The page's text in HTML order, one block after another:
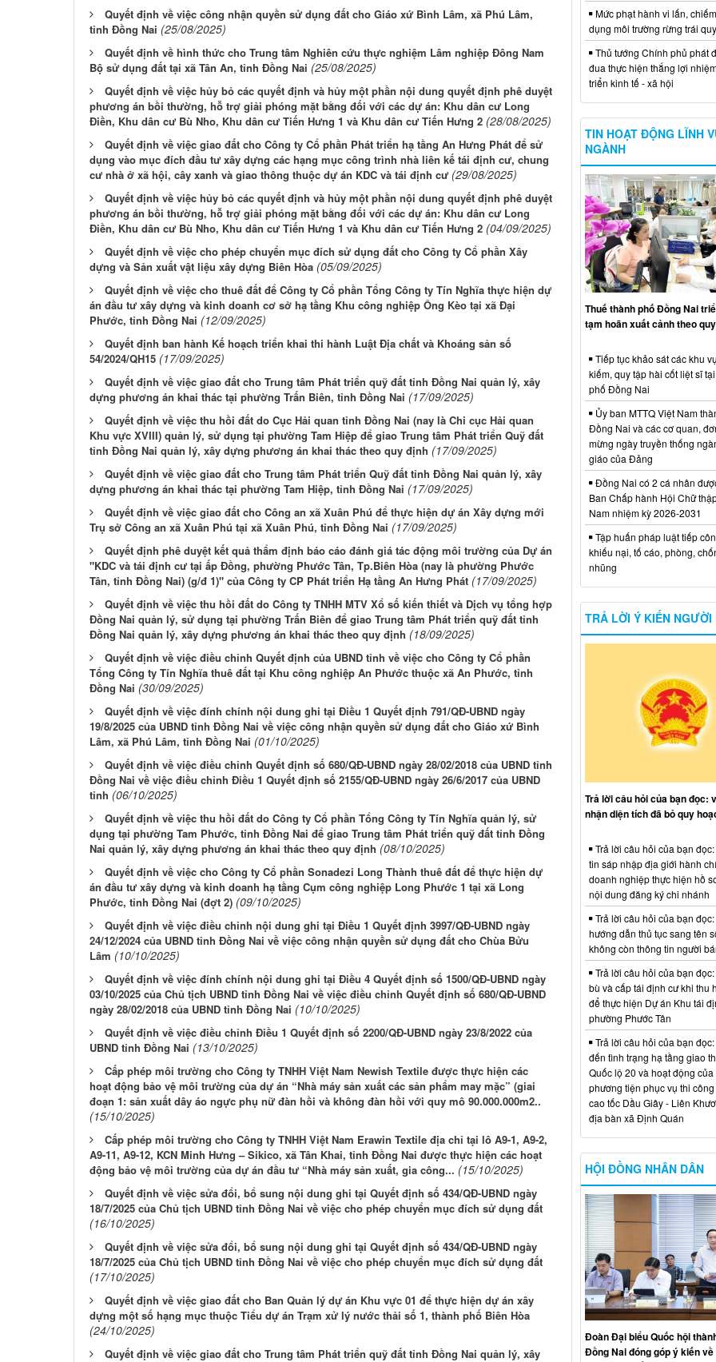
Quyết định về việc công nhận quyền sử dụng đất cho Giáo xứ Bình Lâm, xã Phú Lâm,
tỉnh Đồng Nai (25/08/2025)
Quyết định về hình thức cho Trung tâm Nghiên cứu thực nghiệm Lâm nghiệp Đông Nam
Bộ sử dụng đất tại xã Tân An, tỉnh Đồng Nai (25/08/2025)
Quyết định về việc hủy bỏ các quyết định và hủy một phần nội dung quyết định phê duyệt
phương án bồi thường, hỗ trợ giải phóng mặt bằng đối với các dự án: Khu dân cư Long
Điền, Khu dân cư Bù Nho, Khu dân cư Tiến Hưng 1 và Khu dân cư Tiến Hưng 2 (28/08/2025)
Quyết định về việc giao đất cho Công ty Cổ phần Phát triển hạ tầng An Hưng Phát để sử
dụng vào mục đích đầu tư xây dựng các hạng mục công trình nhà liên kế tái định cư, chung
cư nhà ở xã hội, cây xanh và giao thông thuộc dự án KDC và tái định cư (29/08/2025)
Quyết định về việc hủy bỏ các quyết định và hủy một phần nội dung quyết định phê duyệt
phương án bồi thường, hỗ trợ giải phóng mặt bằng đối với các dự án: Khu dân cư Long
Điền, Khu dân cư Bù Nho, Khu dân cư Tiến Hưng 1 và Khu dân cư Tiến Hưng 2 (04/09/2025)
Quyết định về việc cho phép chuyển mục đích sử dụng đất cho Công ty Cổ phần Xây
dựng và Sản xuất vật liệu xây dựng Biên Hòa (05/09/2025)
Quyết định về việc cho thuê đất để Công ty Cổ phần Tổng Công ty Tín Nghĩa thực hiện dự
án đầu tư xây dựng và kinh doanh cơ sở hạ tầng Khu công nghiệp Ông Kèo tại xã Đại
Phước, tỉnh Đồng Nai (12/09/2025)
Quyết định ban hành Kế hoạch triển khai thi hành Luật Địa chất và Khoáng sản số
54/2024/QH15 (17/09/2025)
Quyết định về việc giao đất cho Trung tâm Phát triển quỹ đất tỉnh Đồng Nai quản lý, xây
dựng phương án khai thác tại phường Trấn Biên, tỉnh Đồng Nai (17/09/2025)
Quyết định về việc thu hồi đất do Cục Hải quan tỉnh Đồng Nai (nay là Chi cục Hải quan
Khu vực XVIII) quản lý, sử dụng tại phường Tam Hiệp để giao Trung tâm Phát triển Quỹ đất
tỉnh Đồng Nai quản lý, xây dựng phương án khai thác theo quy định (17/09/2025)
Quyết định về việc giao đất cho Trung tâm Phát triển Quỹ đất tỉnh Đồng Nai quản lý, xây
dựng phương án khai thác tại phường Tam Hiệp, tỉnh Đồng Nai (17/09/2025)
Quyết định về việc giao đất cho Công an xã Xuân Phú để thực hiện dự án Xây dựng mới
Trụ sở Công an xã Xuân Phú tại xã Xuân Phú, tỉnh Đồng Nai (17/09/2025)
Quyết định phê duyệt kết quả thẩm định báo cáo đánh giá tác động môi trường của Dự án
"KDC và tái định cư tại ấp Đồng, phường Phước Tân, Tp.Biên Hòa (nay là phường Phước
Tân, tỉnh Đồng Nai) (g/đ 1)" của Công ty CP Phát triển Hạ tầng An Hưng Phát (17/09/2025)
Quyết định về việc thu hồi đất do Công ty TNHH MTV Xổ số kiến thiết và Dịch vụ tổng hợp
Đồng Nai quản lý, sử dụng tại phường Trấn Biên để giao Trung tâm Phát triển quỹ đất tỉnh
Đồng Nai quản lý, xây dựng phương án khai thác theo quy định (18/09/2025)
Quyết định về việc điều chỉnh Quyết định của UBND tỉnh về việc cho Công ty Cổ phần
Tổng Công ty Tín Nghĩa thuê đất tại Khu công nghiệp An Phước thuộc xã An Phước, tỉnh
Đồng Nai (30/09/2025)
Quyết định về việc đính chính nội dung ghi tại Điều 1 Quyết định 791/QĐ-UBND ngày
19/8/2025 của UBND tỉnh Đồng Nai về việc công nhận quyền sử dụng đất cho Giáo xứ Bình
Lâm, xã Phú Lâm, tỉnh Đồng Nai (01/10/2025)
Quyết định về việc điều chỉnh Quyết định số 680/QĐ-UBND ngày 28/02/2018 của UBND tỉnh
Đồng Nai về việc điều chỉnh Điều 1 Quyết định số 2155/QĐ-UBND ngày 26/6/2017 của UBND
tỉnh (06/10/2025)
Quyết định về việc thu hồi đất do Công ty Cổ phần Tổng Công ty Tín Nghĩa quản lý, sử
dụng tại phường Tam Phước, tỉnh Đồng Nai để giao Trung tâm Phát triển quỹ đất tỉnh Đồng
Nai quản lý, xây dựng phương án khai thác theo quy định (08/10/2025)
Quyết định về việc cho Công ty Cổ phần Sonadezi Long Thành thuê đất để thực hiện dự
án đầu tư xây dựng và kinh doanh hạ tầng Cụm công nghiệp Long Phước 1 tại xã Long
Phước, tỉnh Đồng Nai (đợt 2) (09/10/2025)
Quyết định về việc điều chỉnh nội dung ghi tại Điều 1 Quyết định 3997/QĐ-UBND ngày
24/12/2024 của UBND tỉnh Đồng Nai về việc công nhận quyền sử dụng đất cho Chùa Bửu
Lâm (10/10/2025)
Quyết định về việc đính chính nội dung ghi tại Điều 4 Quyết định số 1500/QĐ-UBND ngày
03/10/2025 của Chủ tịch UBND tỉnh Đồng Nai về việc điều chỉnh Quyết định số 680/QĐ-UBND
ngày 28/02/2018 của UBND tỉnh Đồng Nai (10/10/2025)
Quyết định về việc điều chỉnh Điều 1 Quyết định số 2200/QĐ-UBND ngày 23/8/2022 của
UBND tỉnh Đồng Nai (13/10/2025)
Cấp phép môi trường cho Công ty TNHH Việt Nam Newish Textile được thực hiện các
hoạt động bảo vệ môi trường của dự án “Nhà máy sản xuất các sản phẩm may mặc” (giai
đoạn 1: sản xuất dây áo ngực phụ nữ đàn hồi và không đàn hồi với quy mô 90.000.000m2..
(15/10/2025)
Cấp phép môi trường cho Công ty TNHH Việt Nam Erawin Textile địa chỉ tại lô A9-1, A9-2,
A9-11, A9-12, KCN Minh Hưng – Sikico, xã Tân Khai, tỉnh Đồng Nai được thực hiện các hoạt
động bảo vệ môi trường của dự án đầu tư “Nhà máy sản xuất, gia công... (15/10/2025)
Quyết định về việc sửa đổi, bổ sung nội dung ghi tại Quyết định số 434/QĐ-UBND ngày
18/7/2025 của Chủ tịch UBND tỉnh Đồng Nai về việc cho phép chuyển mục đích sử dụng đất
(16/10/2025)
Quyết định về việc sửa đổi, bổ sung nội dung ghi tại Quyết định số 434/QĐ-UBND ngày
18/7/2025 của Chủ tịch UBND tỉnh Đồng Nai về việc cho phép chuyển mục đích sử dụng đất
(17/10/2025)
Quyết định về việc giao đất cho Ban Quản lý dự án Khu vực 01 để thực hiện dự án xây
dựng một số hạng mục thuộc Tiểu dự án Trạm xử lý nước thải số 1, thành phố Biên Hòa
(24/10/2025)
Quyết định về việc giao đất cho Trung tâm Phát triển quỹ đất tỉnh Đồng Nai quản lý, xây
Mức phạt hành vi lấn,
dụng môi trường rừng trái
Thủ tướng Chính phủ phát
đua thực hiện thắng lợi
triển kinh tế - xã hội
TIN HOẠT ĐỘNG LĨNH
NGÀNH
Thuế thành phố Đồng Nai
tạm hoãn xuất cảnh theo
Tiếp tục khảo sát các khu
kiếm, quy tập hài cốt liệt sĩ
phố Đồng Nai
Ủy ban MTTQ Việt Nam
Đồng Nai và các cơ quan,
mừng ngày truyền thống
giáo của Đảng
Đồng Nai có 2 cá nhân
Ban Chấp hành Hội Chữ
Nam nhiệm kỳ 2026-2031
Tập huấn pháp luật tiếp
khiếu nại, tố cáo, phòng,
nhũng
TRẢ LỜI Ý KIẾN NGƯỜI
Trả lời câu hỏi của bạn đọc:
nhận diện tích đã bỏ quy
Trả lời câu hỏi của bạn
tin sáp nhập địa giới hành
doanh nghiệp thực hiện hồ
nội dung đăng ký chi nhánh
Trả lời câu hỏi của bạn
hướng dẫn thủ tục sang tên
không còn thông tin người
Trả lời câu hỏi của bạn
bù và cấp tái định cư khi thu
để thực hiện Dự án Khu tái
phường Phước Tân
Trả lời câu hỏi của bạn
đến tình trạng hạ tầng giao
Quốc lộ 20 và hoạt động của
phương tiện phục vụ thi
cao tốc Dầu Giây - Liên
địa bàn xã Định Quán
HỘI ĐỒNG NHÂN DÂN
Đoàn Đại biểu Quốc hội
Đồng Nai đóng góp ý kiến